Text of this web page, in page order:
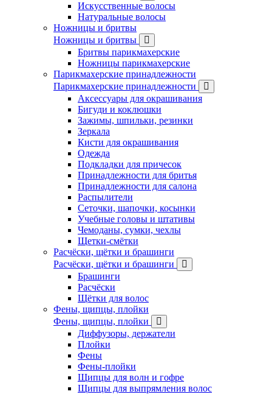
Искусственные волосы
Натуральные волосы
Ножницы и бритвы
Ножницы и бритвы
Бритвы парикмахерские
Ножницы парикмахерские
Парикмахерские принадлежности
Парикмахерские принадлежности
Аксессуары для окрашивания
Бигуди и коклюшки
Зажимы, шпильки, резинки
Зеркала
Кисти для окрашивания
Одежда
Подкладки для причесок
Принадлежности для бритья
Принадлежности для салона
Распылители
Сеточки, шапочки, косынки
Учебные головы и штативы
Чемоданы, сумки, чехлы
Щетки-смётки
Расчёски, щётки и брашинги
Расчёски, щётки и брашинги
Брашинги
Расчёски
Щётки для волос
Фены, щипцы, плойки
Фены, щипцы, плойки
Диффузоры, держатели
Плойки
Фены
Фены-плойки
Щипцы для волн и гофре
Щипцы для выпрямления волос